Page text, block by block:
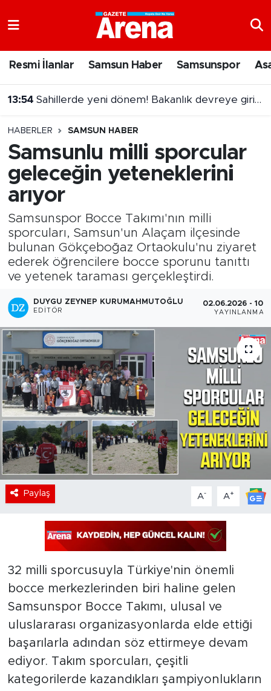
Resmi İlanlar Samsun Haber Samsunspor
HABERLER SAMSUN HABER
Samsunlu milli sporcular
geleceğin yeteneklerini
arıyor
Samsunspor Bocce Takımı'nın milli
sporcuları, Samsun'un Alaçam ilçesinde
bulunan Gökçeboğaz Ortaokulu'nu ziyaret
ederek öğrencilere bocce sporunu tanıttı
ve yetenek taraması gerçekleştirdi.
DUYGU ZEYNEP KURUMAHMUTOĞLU
EDITÖR
02.06.2026 -
YAYINLANMA
Paylaş A- A+
32 milli sporcusuyla Türkiye'nin önemli
bocce merkezlerinden biri haline gelen
Samsunspor Bocce Takımı, ulusal ve
uluslararası organizasyonlarda elde ettiği
başarılarla adından söz ettirmeye devam
ediyor. Takım sporcuları, çeşitli
kategorilerde kazandıkları şampiyonlukların
Samsun Namaz Vakitleri
Süper Lig Puan Durumu ve Fikstür
Tüm Manşetler
Son Dakika Haberleri
Haber Arşivi